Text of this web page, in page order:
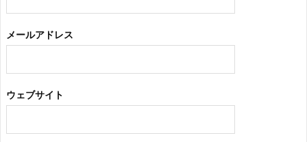
メールアドレス
ウェブサイト